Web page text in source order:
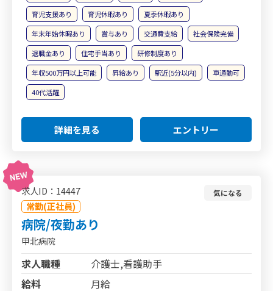
育児支援あり
育児休暇あり
夏季休暇あり
年末年始休暇あり
賞与あり 交通費支給
社会保険完備
退職金あり
住宅手当あり
研修制度あり
年収500万円以上可能
昇給あり 駅近(5分以内)
車通勤可
40代活躍
詳細を見る エントリー
求人ID：14447
常勤(正社員)
気になる
病院/夜勤あり
甲北病院
求人職種
介護士,看護助手
給料
月給